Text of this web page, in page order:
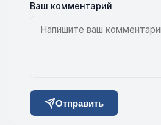
Ваш комментарий
Отправить